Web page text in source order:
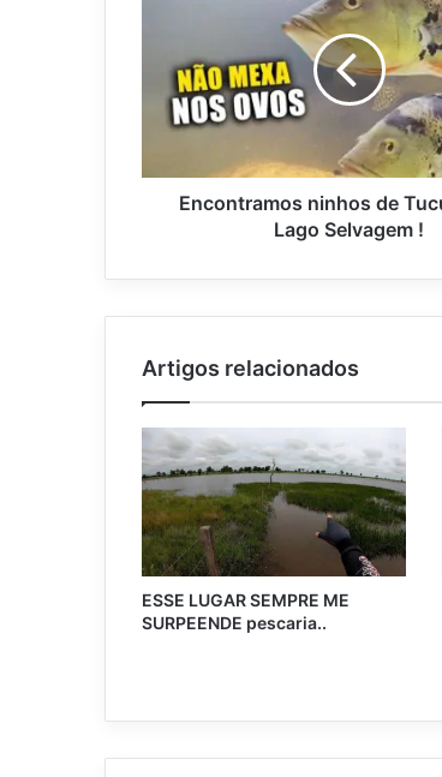
Encontramos ninhos de
Lago Selvagem !
Artigos relacionados
ESSE LUGAR SEMPRE ME
SURPEENDE pescaria..